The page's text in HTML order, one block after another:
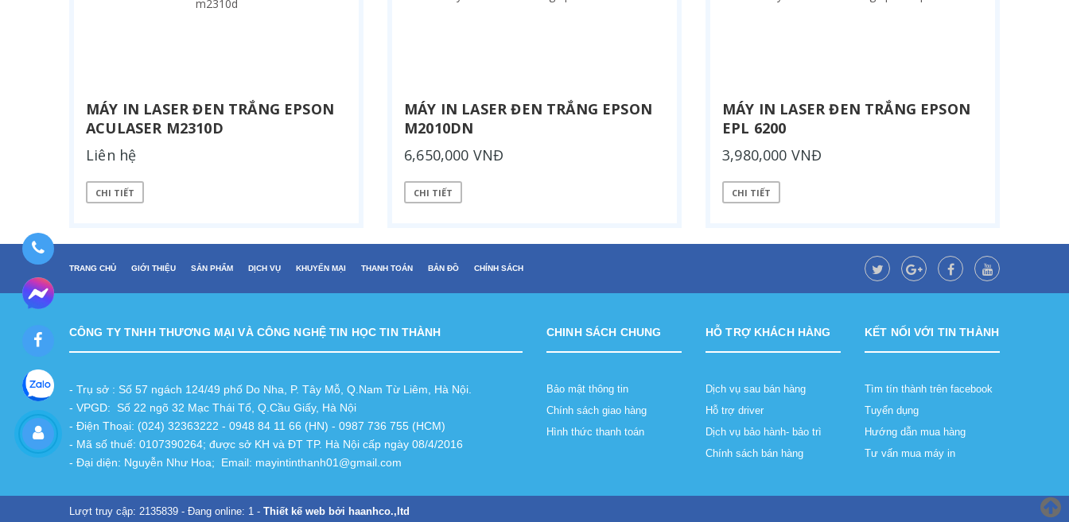
MÁY IN LASER ĐEN TRẮNG EPSON
ACULASER M2310D
Liên hệ
CHI TIẾT
MÁY IN LASER ĐEN TRẮNG EPSON
M2010DN
6,650,000 VNĐ
CHI TIẾT
MÁY IN LASER ĐEN TRẮNG EPSON
EPL 6200
3,980,000 VNĐ
CHI TIẾT
TRANG CHỦ GIỚI THIỆU SẢN PHẨM DỊCH VỤ KHUYẾN MẠI THANH TOÁN BẢN ĐỒ CHÍNH SÁCH
CÔNG TY TNHH THƯƠNG MẠI VÀ CÔNG NGHỆ TIN HỌC TIN THÀNH
- Trụ sở : Số 57 ngách 124/49 phố Do Nha, P. Tây Mỗ, Q.Nam Từ Liêm, Hà Nội.
- VPGD: Số 22 ngõ 32 Mạc Thái Tổ, Q.Cầu Giấy, Hà Nội
- Điện Thoại: (024) 32363222 - 0948 84 11 66 (HN) - 0987 736 755 (HCM)
- Mã số thuế: 0107390264; được sở KH và ĐT TP. Hà Nội cấp ngày 08/4/2016
- Đại diện: Nguyễn Như Hoa; Email: mayintinthanh01@gmail.com
CHINH SÁCH CHUNG
Bảo mật thông tin
Chính sách giao hàng
Hình thức thanh toán
HỖ TRỢ KHÁCH HÀNG
Dịch vụ sau bán hàng
Hỗ trợ driver
Dịch vụ bảo hành- bảo trì
Chính sách bán hàng
KẾT NỐI VỚI TIN THÀNH
Tìm tín thành trên facebook
Tuyển dụng
Hướng dẫn mua hàng
Tư vấn mua máy in
Lượt truy cập: 2135839 - Đang online: 1 - Thiết kế web bởi haanhco.,ltd